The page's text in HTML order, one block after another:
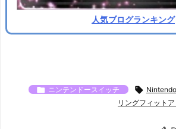
人気ブログランキング
 ニンテンドースイッチ 
リングフィット